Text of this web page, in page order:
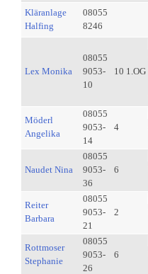
Kläranlage
Halfing
08055
8246
Lex Monika
08055
9053-
10
10 1.OG
Möderl
Angelika
08055
9053-
14
4
Naudet Nina
08055
9053-
36
6
Reiter
Barbara
08055
9053-
21
2
Rottmoser
Stephanie
08055
9053-
26
6